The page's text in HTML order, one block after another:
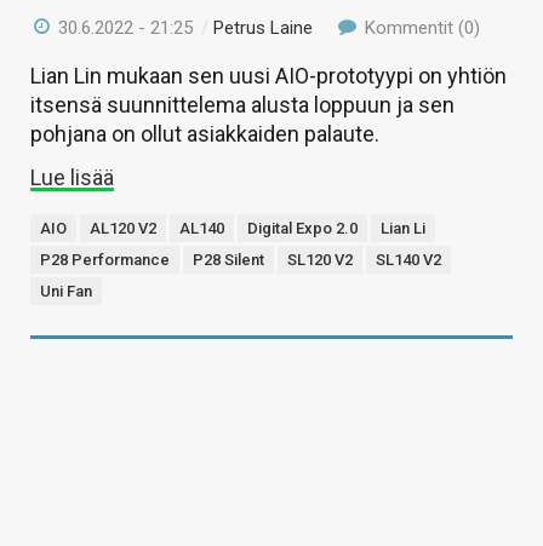
30.6.2022 - 21:25 /Petrus Laine Kommentit (0)
Lian Lin mukaan sen uusi AIO-prototyypi on yhtiön
itsensä suunnittelema alusta loppuun ja sen
pohjana on ollut asiakkaiden palaute.
Lue lisää
AIO AL120 V2 AL140 Digital Expo 2.0
Lian Li
P28 Performance
P28 Silent SL120 V2
SL140 V2
Uni Fan